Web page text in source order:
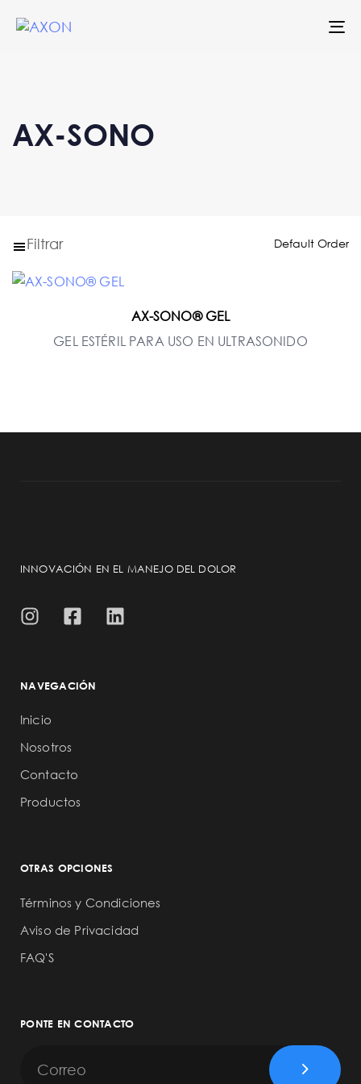
AX-SONO
Filtrar
AX-SONO® GEL
GEL ESTÉRIL PARA USO EN ULTRASONIDO
INNOVACIÓN EN EL MANEJO DEL DOLOR
NAVEGACIÓN
Inicio
Nosotros
Contacto
Productos
OTRAS OPCIONES
Términos y Condiciones
Aviso de Privacidad
FAQ'S
PONTE EN CONTACTO